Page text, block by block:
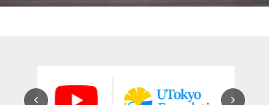
白石流司、その始まりを赤門に。 <ひらけ！赤門プロ